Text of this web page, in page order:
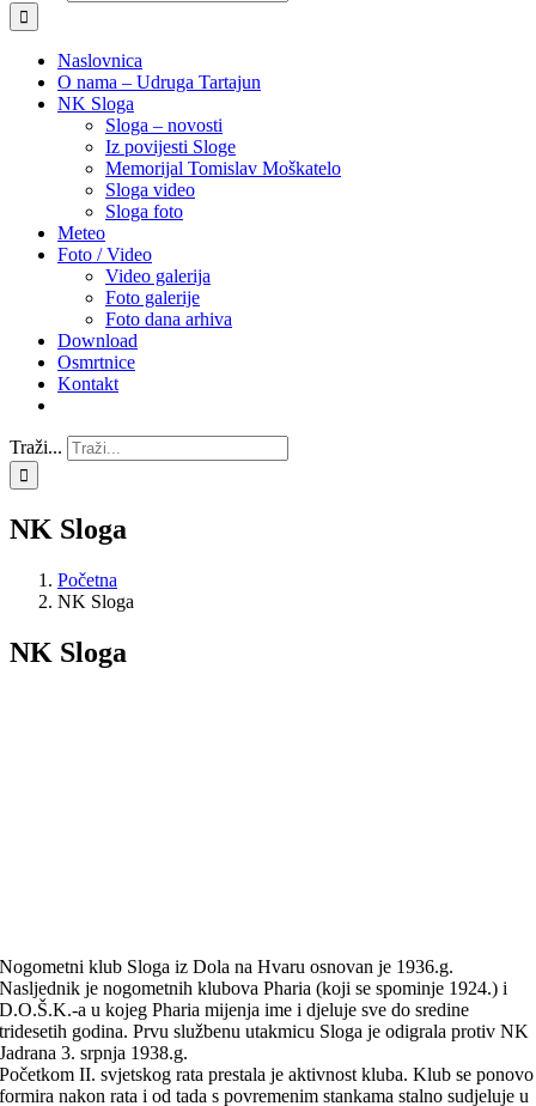
Naslovnica
O nama – Udruga Tartajun
NK Sloga
Sloga – novosti
Iz povijesti Sloge
Memorijal Tomislav Moškatelo
Sloga video
Sloga foto
Meteo
Foto / Video
Video galerija
Foto galerije
Foto dana arhiva
Download
Osmrtnice
Kontakt
Traži...
NK Sloga
Početna
NK Sloga
NK Sloga
Nogometni klub Sloga iz Dola na Hvaru osnovan je 1936.g.
Nasljednik je nogometnih klubova Pharia (koji se spominje 1924.) i
D.O.Š.K.-a u kojeg Pharia mijenja ime i djeluje sve do sredine
tridesetih godina. Prvu službenu utakmicu Sloga je odigrala protiv NK
Jadrana 3. srpnja 1938.g.
Početkom II. svjetskog rata prestala je aktivnost kluba. Klub se ponovo
formira nakon rata i od tada s povremenim stankama stalno sudjeluje u